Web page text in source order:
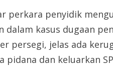
perkara penyidik
dalam kasus dugaan
persegi, jelas ada
dan keluarkan